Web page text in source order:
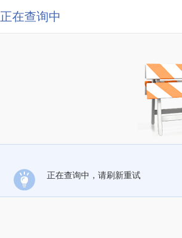
正在查询中
正在查询中，请刷新重试